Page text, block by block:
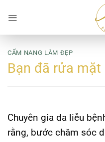
qua
nội
dung
CẨM NANG LÀM ĐẸP
Bạn đã rửa
Chuyên gia da liễu
rằng, bước chăm sóc